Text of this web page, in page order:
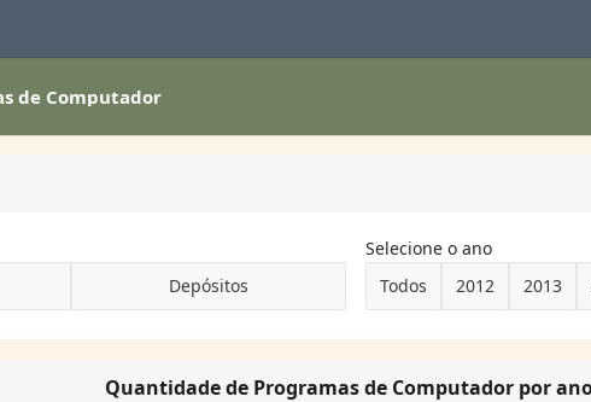
de Computador
Depósitos
Selecione o ano
Todos
2012 2013
Quantidade de Programas de Computador por